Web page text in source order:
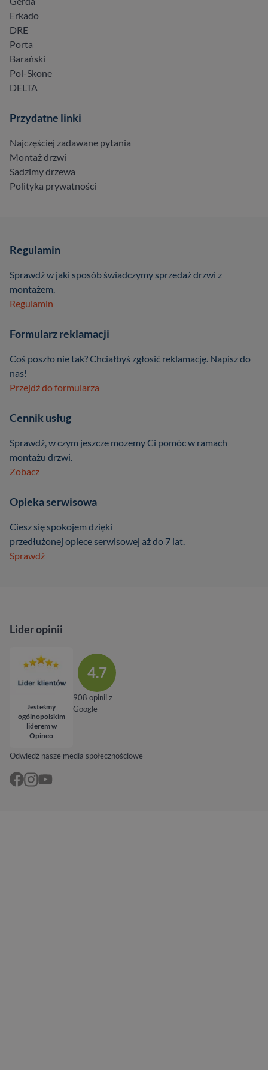
Erkado
DRE
Porta
Barański
Pol-Skone
DELTA
Przydatne linki
Najczęściej zadawane pytania
Montaż drzwi
Sadzimy drzewa
Polityka prywatności
Regulamin
Sprawdź w jaki sposób świadczymy sprzedaż drzwi z
montażem.
Regulamin
Formularz reklamacji
Coś poszło nie tak? Chciałbyś zgłosić reklamację. Napisz do
nas!
Przejdź do formularza
Cennik usług
Sprawdź, w czym jeszcze mozemy Ci pomóc w ramach
montażu drzwi.
Zobacz
Opieka serwisowa
Ciesz się spokojem dzięki
przedłużonej opiece serwisowej aż do 7 lat.
Sprawdź
Odwiedź nasze media społecznościowe
Lider opinii
Jesteśmy
ogólnopolskim
liderem w
Opineo
4.7
908 opinii z
Google